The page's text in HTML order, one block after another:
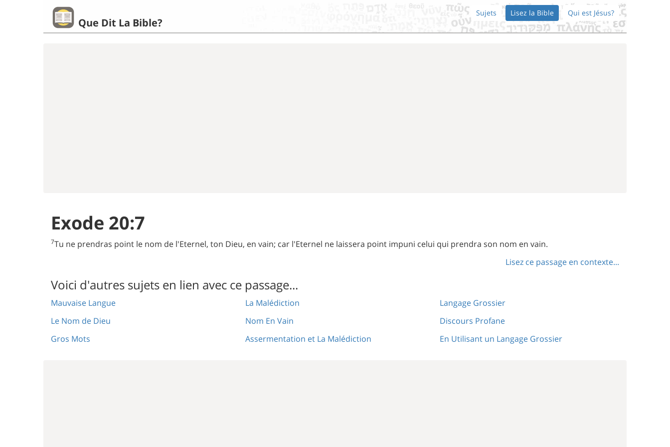
Que Dit La Bible?
Sujets Lisez la Bible Qui est Jésus?
Exode 20:7
7Tu ne prendras point le nom de l'Eternel, ton Dieu, en vain; car l'Eternel ne laissera point impuni celui qui prendra son nom en vain.
Lisez ce passage en contexte...
Voici d'autres sujets en lien avec ce passage...
Mauvaise Langue
Le Nom de Dieu
Gros Mots
La Malédiction
Nom En Vain
Assermentation et La Malédiction
Langage Grossier
Discours Profane
En Utilisant un Langage Grossier